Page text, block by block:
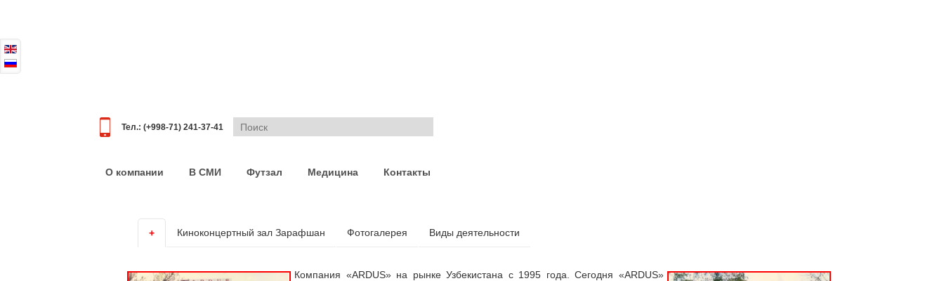
Тел.: (+998-71) 241-37-41
О компании В СМИ Футзал Медицина Контакты
+ Киноконцертный зал Зарафшан Фотогалерея Виды деятельности
Компания «ARDUS» на рынке Узбекистана с 1995 года. Сегодня «ARDUS»